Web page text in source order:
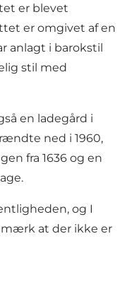
er blevet
er omgivet af en
anlagt i barokstil
stil med
en ladegård i
ned i 1960,
fra 1636 og en
og I
at der ikke er